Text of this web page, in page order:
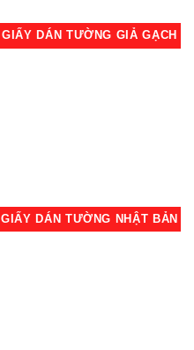
GIẤY DÁN TƯỜNG GIẢ GẠCH
GIẤY DÁN TƯỜNG NHẬT BẢN